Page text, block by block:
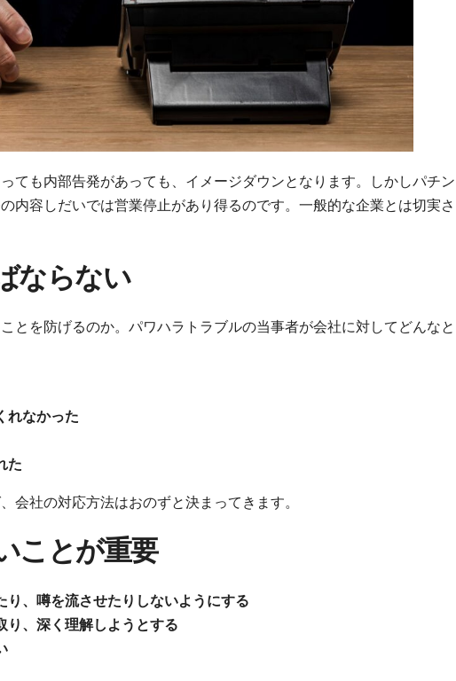
ても内部告発があっても、イメージダウンとなります。しかしパチン
内容しだいでは営業停止があり得るのです。一般的な企業とは切実さ
ならない
とを防げるのか。パワハラトラブルの当事者が会社に対してどんなと
れなかった
た
会社の対応方法はおのずと決まってきます。
ことが重要
、噂を流させたりしないようにする
り、深く理解しようとする